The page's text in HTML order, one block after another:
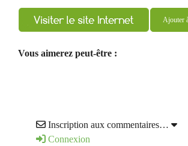
Ajouter
Vous aimerez peut-être :
Inscription aux commentaires…
Connexion